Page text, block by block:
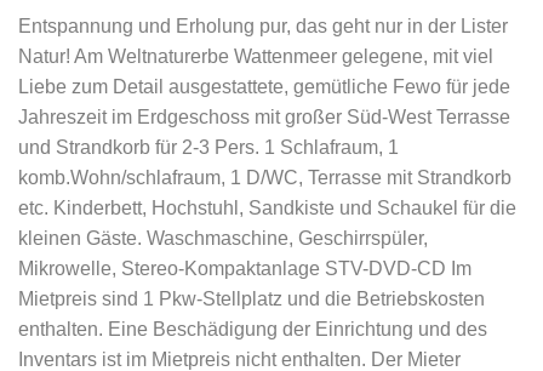
Entspannung und Erholung pur, das geht nur in der Lister
Natur! Am Weltnaturerbe Wattenmeer gelegene, mit viel
Liebe zum Detail ausgestattete, gemütliche Fewo für jede
Jahreszeit im Erdgeschoss mit großer Süd-West Terrasse
und Strandkorb für 2-3 Pers. 1 Schlafraum, 1
komb.Wohn/schlafraum, 1 D/WC, Terrasse mit Strandkorb
etc. Kinderbett, Hochstuhl, Sandkiste und Schaukel für die
kleinen Gäste. Waschmaschine, Geschirrspüler,
Mikrowelle, Stereo-Kompaktanlage STV-DVD-CD Im
Mietpreis sind 1 Pkw-Stellplatz und die Betriebskosten
enthalten. Eine Beschädigung der Einrichtung und des
Inventars ist im Mietpreis nicht enthalten. Der Mieter